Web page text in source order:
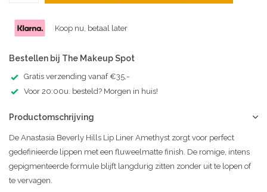
Koop nu, betaal later
Bestellen bij The Makeup Spot
Gratis verzending vanaf €35,-
Voor 20:00u. besteld? Morgen in huis!
Productomschrijving
De Anastasia Beverly Hills Lip Liner Amethyst zorgt voor perfect
gedefinieerde lippen met een fluweelmatte finish. De romige, intens
gepigmenteerde formule blijft langdurig zitten zonder uit te lopen of
te vervagen.